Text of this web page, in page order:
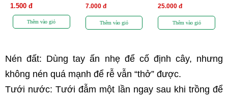
1.500 đ 7.000 đ 25.000 đ
Nén đất: Dùng tay ấn nhẹ để cố định cây, nhưng
không nén quá mạnh để rễ vẫn “thở” được.
Tưới nước: Tưới đẫm một lần ngay sau khi trồng để